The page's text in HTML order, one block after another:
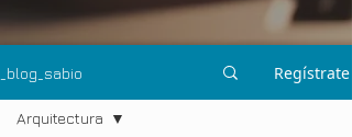
_blog_sabio Regístrate
Arquitectura